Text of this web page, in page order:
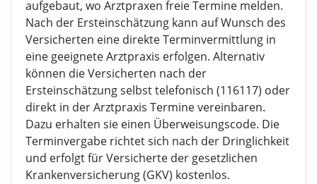
aufgebaut, wo Arztpraxen freie Termine melden.
Nach der Ersteinschätzung kann auf Wunsch des
Versicherten eine direkte Terminvermittlung in
eine geeignete Arztpraxis erfolgen. Alternativ
können die Versicherten nach der
Ersteinschätzung selbst telefonisch (116117) oder
direkt in der Arztpraxis Termine vereinbaren.
Dazu erhalten sie einen Überweisungscode. Die
Terminvergabe richtet sich nach der Dringlichkeit
und erfolgt für Versicherte der gesetzlichen
Krankenversicherung (GKV) kostenlos.